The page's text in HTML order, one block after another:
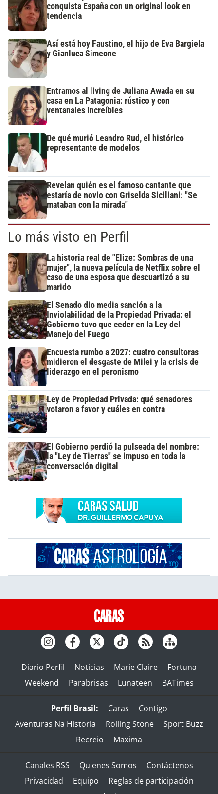
conquista España con un original look en
tendencia
Así está hoy Faustino, el hijo de Eva Bargiela
y Gianluca Simeone
Entramos al living de Juliana Awada en su
casa en La Patagonia: rústico y con
ventanales increíbles
De qué murió Leandro Rud, el histórico
representante de modelos
Revelan quién es el famoso cantante que
estaría de novio con Griselda Siciliani: "Se
mataban con la mirada"
Lo más visto en Perfil
La historia real de "Elize: Sombras de una
mujer", la nueva película de Netflix sobre el
caso de una esposa que descuartizó a su
marido
El Senado dio media sanción a la
Inviolabilidad de la Propiedad Privada: el
Gobierno tuvo que ceder en la Ley del
Manejo del Fuego
Encuesta rumbo a 2027: cuatro consultoras
midieron el desgaste de Milei y la crisis de
liderazgo en el peronismo
Ley de Propiedad Privada: qué senadores
votaron a favor y cuáles en contra
El Gobierno perdió la pulseada del nombre:
la "Ley de Tierras" se impuso en toda la
conversación digital
Diario Perfil Noticias Marie Claire
Fortuna
Weekend
Parabrisas Lunateen BATimes
Perfil Brasil: Caras
Contigo
Aventuras Na Historia
Rolling Stone
Sport Buzz
Recreio
Maxima
Canales RSS Quienes Somos
Contáctenos
Privacidad
Equipo
Reglas de participación